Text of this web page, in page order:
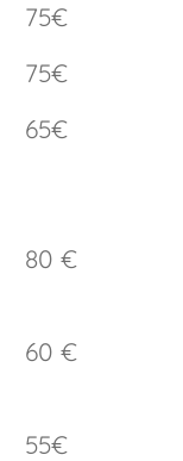
75€
75€
65€
80 €
60 €
55€